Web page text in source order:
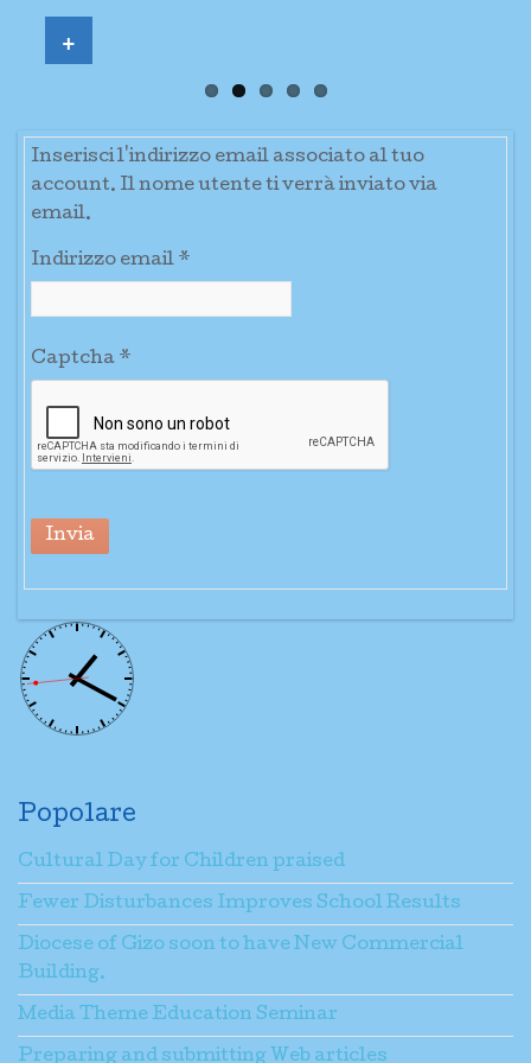
Inserisci l'indirizzo email associato al tuo
account. Il nome utente ti verrà inviato via
email.
Indirizzo email *
Captcha *
Invia
Popolare
Cultural Day for Children praised
Fewer Disturbances Improves School Results
Diocese of Gizo soon to have New Commercial
Building.
Media Theme Education Seminar
Preparing and submitting Web articles
+